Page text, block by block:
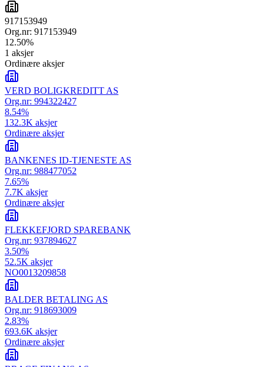
917153949
Org.nr: 917153949
12.50%
1 aksjer
Ordinære aksjer
VERD BOLIGKREDITT AS
Org.nr: 994322427
8.54%
132.3K aksjer
Ordinære aksjer
BANKENES ID-TJENESTE AS
Org.nr: 988477052
7.65%
7.7K aksjer
Ordinære aksjer
FLEKKEFJORD SPAREBANK
Org.nr: 937894627
3.50%
52.5K aksjer
NO0013209858
BALDER BETALING AS
Org.nr: 918693009
2.83%
693.6K aksjer
Ordinære aksjer